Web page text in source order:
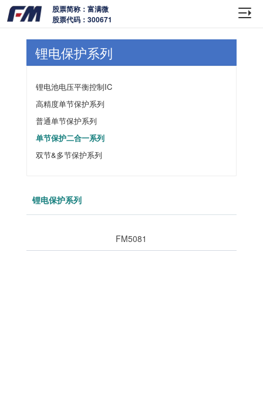
股票简称：富满微
股票代码：300671
锂电保护系列
锂电池电压平衡控制IC
高精度单节保护系列
普通单节保护系列
单节保护二合一系列
双节&多节保护系列
锂电保护系列
FM5081